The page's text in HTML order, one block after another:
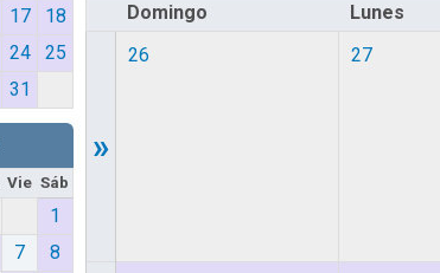
17
18
24
25
31
Vie Sáb
1
7
8
Domingo Lunes
»
26 27